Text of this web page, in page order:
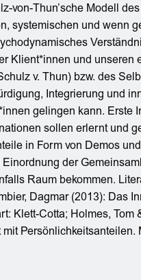
von-Thun’sche Modell
systemischen und wenn
Klient*innen und unseren
v. Thun) bzw. des
Integrierung und
gelingen kann. Erste
sollen erlernt und
in Form von Demos
der
Raum bekommen.
Dagmar (2013): Das
Klett-Cotta; Holmes,
Persönlichkeitsanteilen.